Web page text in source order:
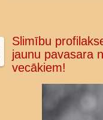
Slimību
jaunu pavasara
vecākiem!